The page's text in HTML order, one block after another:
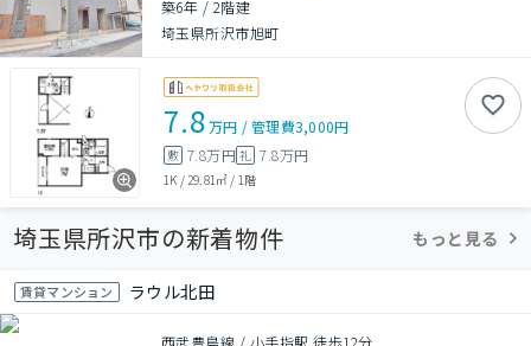
築6年 / 2階建
埼玉県所沢市旭町
7.8万円 /管理費3,000円
敷 7.8万円礼 7.8万円
1K /29.81㎡ / 1階
埼玉県所沢市の新着物件 もっと見る
賃貸マンション ラウル北田
西武豊島線 / 小手指駅 徒歩12分